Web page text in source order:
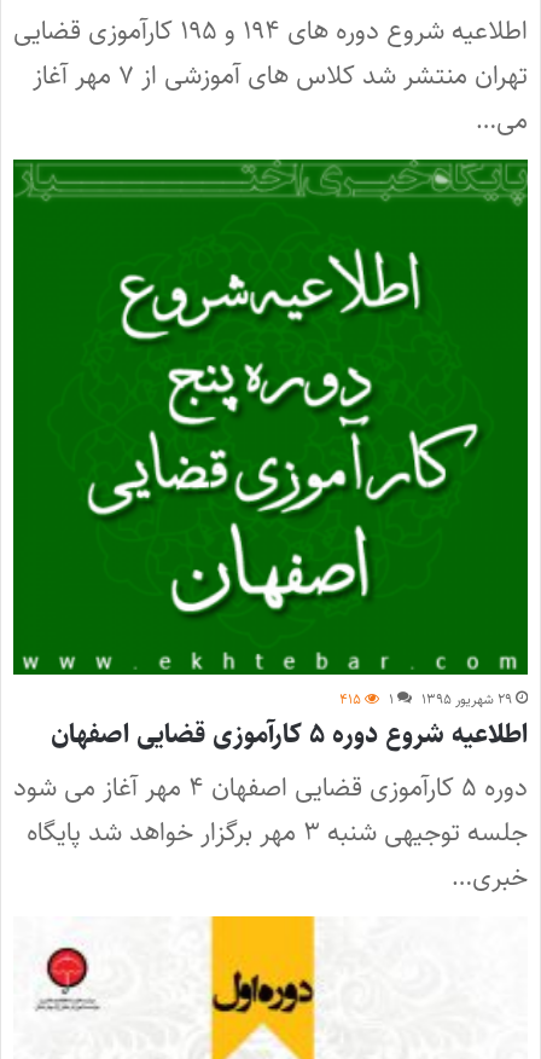
اطلاعیه شروع دوره های ۱۹۴ و ۱۹۵ کارآموزی قضایی
تهران منتشر شد کلاس های آموزشی از ۷ مهر آغاز
می…
۲۹ شهریور ۱۳۹۵ ۱ ۴۱۵
اطلاعیه شروع دوره ۵ کارآموزی قضایی اصفهان
دوره ۵ کارآموزی قضایی اصفهان ۴ مهر آغاز می شود
جلسه توجیهی شنبه ۳ مهر برگزار خواهد شد پایگاه
خبری…